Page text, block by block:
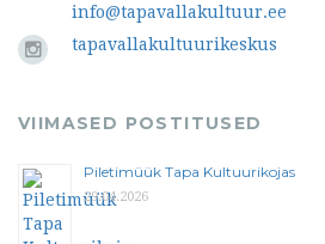
info@tapavallakultuur.ee
tapavallakultuurikeskus
VIIMASED POSTITUSED
Piletimüük Tapa Kultuurikojas
29.04.2026